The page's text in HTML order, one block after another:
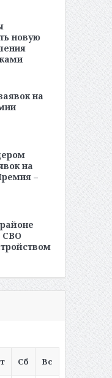
новую
на
на
–
СВО
Сб Вс